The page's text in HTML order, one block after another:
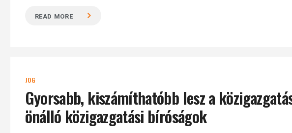
READ MORE
JOG
Gyorsabb, kiszámíthatóbb lesz a
önálló közigazgatási bíróságok